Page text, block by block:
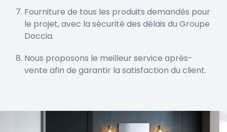
Fourniture de tous les produits demandés pour
le projet, avec la sécurité des délais du Groupe
Doccia.
Nous proposons le meilleur service après-
vente afin de garantir la satisfaction du client.